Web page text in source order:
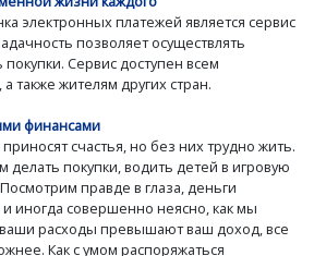
электронных платежей является сервис
позволяет осуществлять
Сервис доступен всем
также жителям других стран.
финансами
счастья, но без них трудно жить.
покупки, водить детей в игровую
правде в глаза, деньги
иногда совершенно неясно, как мы
ваши расходы превышают ваш доход, все
Как с умом распоряжаться